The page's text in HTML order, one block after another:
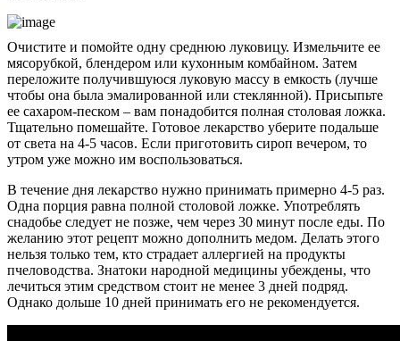
Очистите и помойте одну среднюю луковицу. Измельчите ее
мясорубкой, блендером или кухонным комбайном. Затем
переложите получившуюся луковую массу в емкость (лучше
чтобы она была эмалированной или стеклянной). Присыпьте
ее сахаром-песком – вам понадобится полная столовая ложка.
Тщательно помешайте. Готовое лекарство уберите подальше
от света на 4-5 часов. Если приготовить сироп вечером, то
утром уже можно им воспользоваться.
В течение дня лекарство нужно принимать примерно 4-5 раз.
Одна порция равна полной столовой ложке. Употреблять
снадобье следует не позже, чем через 30 минут после еды. По
желанию этот рецепт можно дополнить медом. Делать этого
нельзя только тем, кто страдает аллергией на продукты
пчеловодства. Знатоки народной медицины убеждены, что
лечиться этим средством стоит не менее 3 дней подряд.
Однако дольше 10 дней принимать его не рекомендуется.